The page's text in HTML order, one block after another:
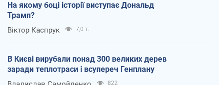
На якому боці історії виступає Дональд
Трамп?
Віктор Каспрук 7,0 т.
В Києві вирубали понад 300 великих дерев
заради теплотраси і всупереч Генплану
822